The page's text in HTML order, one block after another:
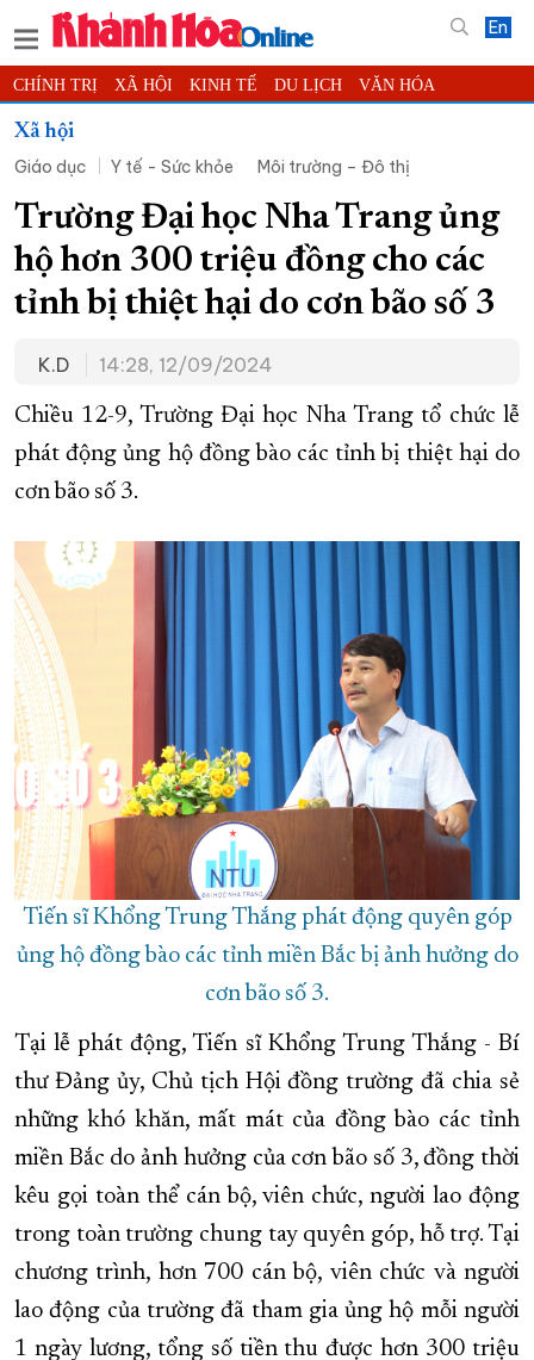
En
CHÍNH TRỊ XÃ HỘI KINH TẾ DU LỊCH VĂN HÓA
THỂ THAO
KHOA HỌC - CÔNG NGHỆ PHÁP LUẬT BẠN ĐỌC
THẾ GIỚI MULTIMEDIA VIDEO ĐỌC BÁO ONLINE
PODCAST THÔNG TIN - QUẢNG CÁO
QUY HOẠCH TỈNH KHÁNH HÒA
CHUNG TAY CẢI CÁCH HÀNH CHÍNH
XÂY DỰNG NÔNG THÔN MỚI LỊCH CẮT ĐIỆN
TÀU - XE - MÁY BAY
KỶ NIỆM 370 NĂM XÂY DỰNG VÀ PHÁT TRIỂN TỈNH KHÁNH HÒA
XÂY DỰNG KHÁNH HÒA TRỞ THÀNH THÀNH PHỐ TRỰC THUỘC
ĐẠI HỘI ĐẢNG CÁC CẤP TRANG CHỦ VỀ BÁO KHÁNH HÒA
Xã hội
Giáo dục
Y tế - Sức khỏe Môi trường – Đô thị
Trường Đại học Nha Trang ủng
hộ hơn 300 triệu đồng cho các
tỉnh bị thiệt hại do cơn bão số 3
K.D 14:28, 12/09/2024
Chiều 12-9, Trường Đại học Nha Trang tổ chức lễ
phát động ủng hộ đồng bào các tỉnh bị thiệt hại do
cơn bão số 3.
Tiến sĩ Khổng Trung Thắng phát động quyên góp
ủng hộ đồng bào các tỉnh miền Bắc bị ảnh hưởng do
cơn bão số 3.
Tại lễ phát động, Tiến sĩ Khổng Trung Thắng - Bí
thư Đảng ủy, Chủ tịch Hội đồng trường đã chia sẻ
những khó khăn, mất mát của đồng bào các tỉnh
miền Bắc do ảnh hưởng của cơn bão số 3, đồng thời
kêu gọi toàn thể cán bộ, viên chức, người lao động
trong toàn trường chung tay quyên góp, hỗ trợ. Tại
chương trình, hơn 700 cán bộ, viên chức và người
lao động của trường đã tham gia ủng hộ mỗi người
1 ngày lương, tổng số tiền thu được hơn 300 triệu